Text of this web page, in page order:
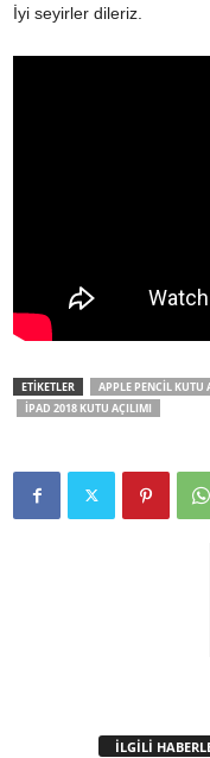
İyi seyirler dileriz.
ETİKETLER APPLE PENCIL KUTU
IPAD 2018 KUTU AÇILIMI
İLGİLİ